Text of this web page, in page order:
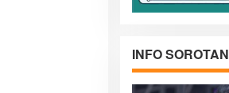
INFO SOROTAN